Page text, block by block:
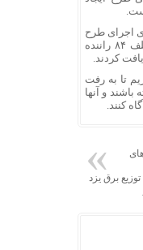
اجرای طرح
برخورد با رانندگان حادثه ساز و متخلف ۸۴ راننده
کردند.
تا به رفت
و آنها
کنند.
برق یزد